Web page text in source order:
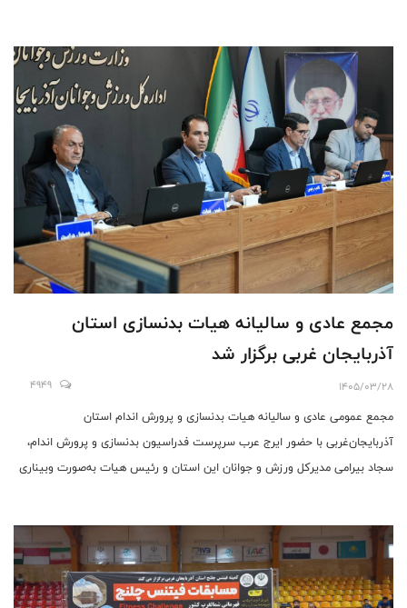
مجمع عادی و سالیانه هیات بدنسازی استان
آذربایجان ‌غربی برگزار شد
1405/03/28
4949
مجمع عمومی عادی و سالیانه هیات بدنسازی و پرورش اندام استان
آذربایجان‌غربی با حضور ایرج عرب سرپرست فدراسیون بدنسازی و پرورش اندام،
سجاد بیرامی مدیرکل ورزش و جوانان این استان و رئیس هیات به‌صورت وبیناری